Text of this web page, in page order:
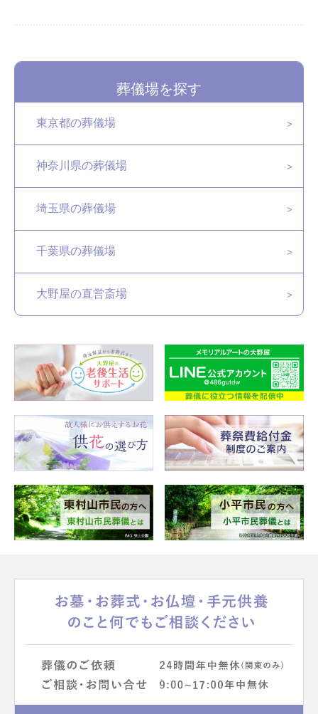
葬儀場を探す
東京都の葬儀場
神奈川県の葬儀場
埼玉県の葬儀場
千葉県の葬儀場
大野屋の直営斎場